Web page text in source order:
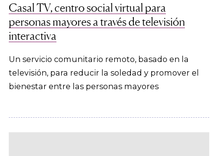
Casal TV, centro social virtual para
personas mayores a través de televisión
interactiva
Un servicio comunitario remoto, basado en la
televisión, para reducir la soledad y promover el
bienestar entre las personas mayores